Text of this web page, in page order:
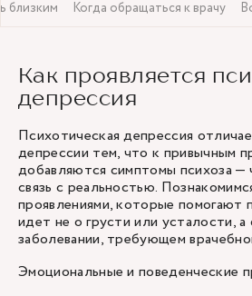
близким Когда обращаться к врачу
Как проявляется
депрессия
Психотическая депрессия
депрессии тем, что к привычным
добавляются симптомы психоза —
связь с реальностью.
проявлениями, которые помогают
идет не о грусти или усталости,
заболевании, требующем
Эмоциональные и поведенческие